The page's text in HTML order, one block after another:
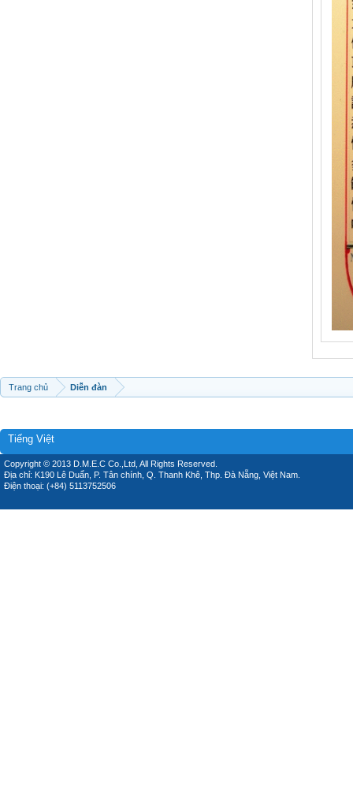
Trang chủ Diễn đàn
Tiếng Việt
Copyright © 2013 D.M.E.C Co.,Ltd, All Rights Reserved.
Địa chỉ: K190 Lê Duẩn, P. Tân chính, Q. Thanh Khê, Thp. Đà Nẵng, Việt Nam.
Điện thoại: (+84) 5113752506